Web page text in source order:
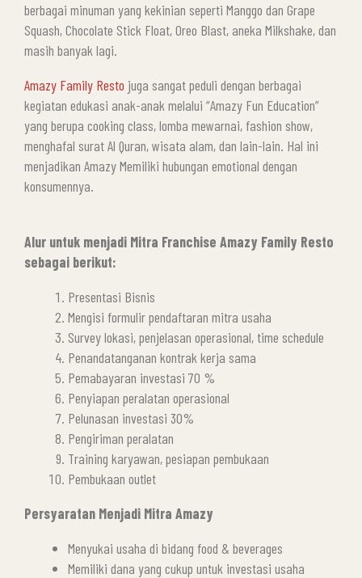
berbagai minuman yang kekinian seperti Manggo dan Grape
Squash, Chocolate Stick Float, Oreo Blast, aneka Milkshake, dan
masih banyak lagi.
Amazy Family Resto juga sangat peduli dengan berbagai
kegiatan edukasi anak-anak melalui “Amazy Fun Education”
yang berupa cooking class, lomba mewarnai, fashion show,
menghafal surat Al Quran, wisata alam, dan lain-lain. Hal ini
menjadikan Amazy Memiliki hubungan emotional dengan
konsumennya.
Alur untuk menjadi Mitra Franchise Amazy Family Resto
sebagai berikut:
Presentasi Bisnis
Mengisi formulir pendaftaran mitra usaha
Survey lokasi, penjelasan operasional, time schedule
Penandatanganan kontrak kerja sama
Pemabayaran investasi 70 %
Penyiapan peralatan operasional
Pelunasan investasi 30%
Pengiriman peralatan
Training karyawan, pesiapan pembukaan
Pembukaan outlet
Persyaratan Menjadi Mitra Amazy
Menyukai usaha di bidang food & beverages
Memiliki dana yang cukup untuk investasi usaha